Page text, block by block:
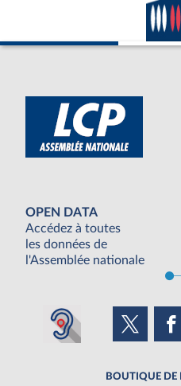
OPEN DATA
Accédez à toutes
les données de
l'Assemblée nationale
BOUTIQUE DE